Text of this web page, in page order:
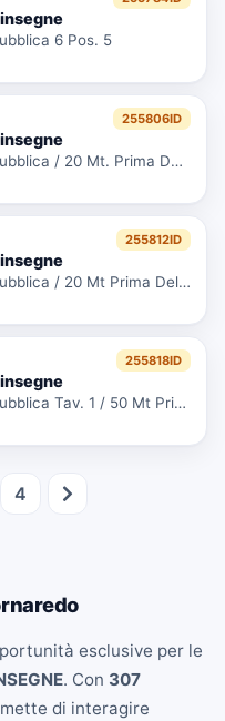
6 Pos. 5
255806ID
Via Della Repubblica / 20 Mt. Prima Della Rotonda Con Via Matteotti Lato
255812ID
Via Della Repubblica / 20 Mt Prima Della Rotonda Con Via Matteotti Da Ss
255818ID
Via Della Repubblica Tav. 1 / 50 Mt Prima Di Via Asilo
4
esclusive per le
. Con 307
di interagire